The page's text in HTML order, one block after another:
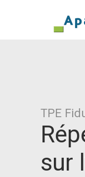
TPE
sur